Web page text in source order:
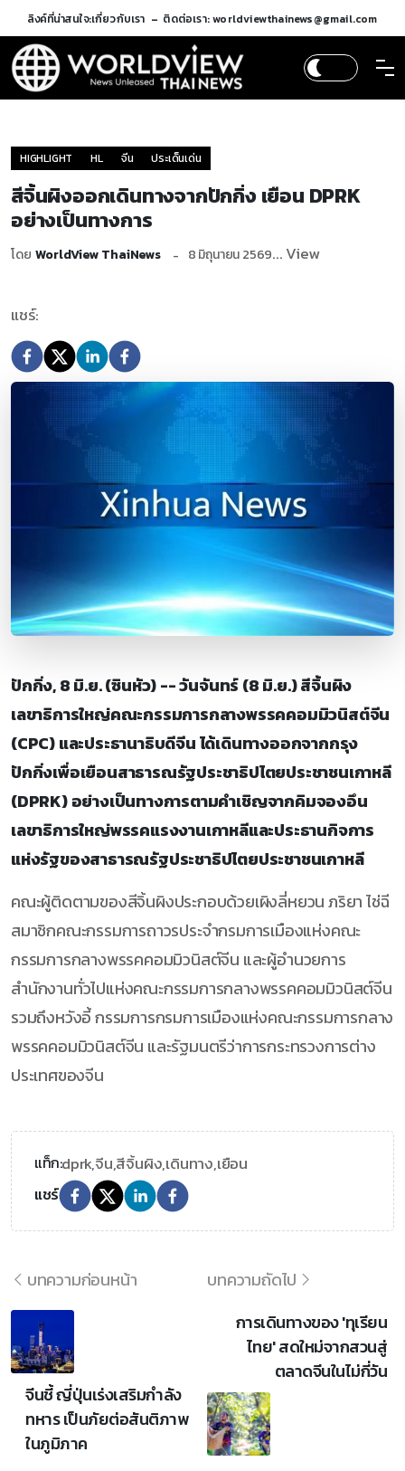
ลิงค์ที่น่าสนใจ:เกี่ยวกับเรา ติดต่อเรา: worldviewthainews@gmail.com
HIGHLIGHT HL จีน ประเด็นเด่น
สีจิ้นผิงออกเดินทางจากปักกิ่ง เยือน DPRK
อย่างเป็นทางการ
โดย WorldView ThaiNews 8 มิถุนายน 2569... View
แชร์:
ปักกิ่ง, 8 มิ.ย. (ซินหัว) -- วันจันทร์ (8 มิ.ย.) สีจิ้นผิง
เลขาธิการใหญ่คณะกรรมการกลางพรรคคอมมิวนิสต์จีน
(CPC) และประธานาธิบดีจีน ได้เดินทางออกจากกรุง
ปักกิ่งเพื่อเยือนสาธารณรัฐประชาธิปไตยประชาชนเกาหลี
(DPRK) อย่างเป็นทางการตามคำเชิญจากคิมจองอึน
เลขาธิการใหญ่พรรคแรงงานเกาหลีและประธานกิจการ
แห่งรัฐของสาธารณรัฐประชาธิปไตยประชาชนเกาหลี
คณะผู้ติดตามของสีจิ้นผิงประกอบด้วยเผิงลี่หยวน ภริยา ไช่ฉี
สมาชิกคณะกรรมการถาวรประจำกรมการเมืองแห่งคณะ
กรรมการกลางพรรคคอมมิวนิสต์จีน และผู้อำนวยการ
สำนักงานทั่วไปแห่งคณะกรรมการกลางพรรคคอมมิวนิสต์จีน
รวมถึงหวังอี้ กรรมการกรมการเมืองแห่งคณะกรรมการกลาง
พรรคคอมมิวนิสต์จีน และรัฐมนตรีว่าการกระทรวงการต่าง
ประเทศของจีน
แท็ก:dprk,จีน,สีจิ้นผิง,เดินทาง,เยือน
แชร์
บทความก่อนหน้า
จีนชี้ ญี่ปุ่นเร่งเสริมกำลัง
ทหาร เป็นภัยต่อสันติภาพ
ในภูมิภาค
บทความถัดไป
การเดินทางของ 'ทุเรียน
ไทย' สดใหม่จากสวนสู่
ตลาดจีนในไม่กี่วัน